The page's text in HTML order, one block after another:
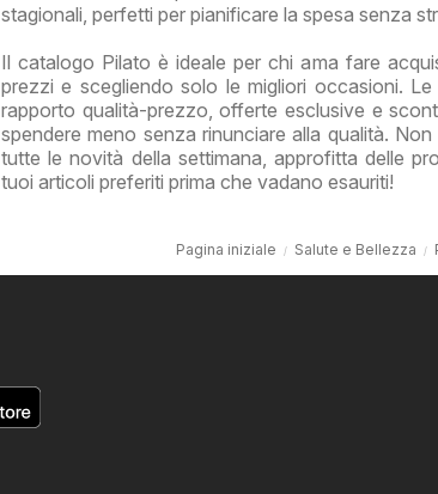
stagionali, perfetti per pianificare la spesa senza
Il catalogo Pilato è ideale per chi ama fare
prezzi e scegliendo solo le migliori occasioni.
rapporto qualità-prezzo, offerte esclusive e
spendere meno senza rinunciare alla qualità.
tutte le novità della settimana, approfitta delle
tuoi articoli preferiti prima che vadano esauriti!
Pagina iniziale Salute e Bellezza